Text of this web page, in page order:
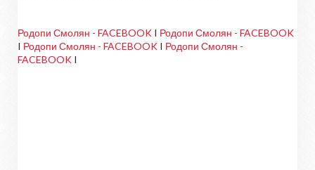
Родопи Смолян - FACEBOOK I Родопи Смолян - FACEBOOK
I Родопи Смолян - FACEBOOK I Родопи Смолян -
FACEBOOK I